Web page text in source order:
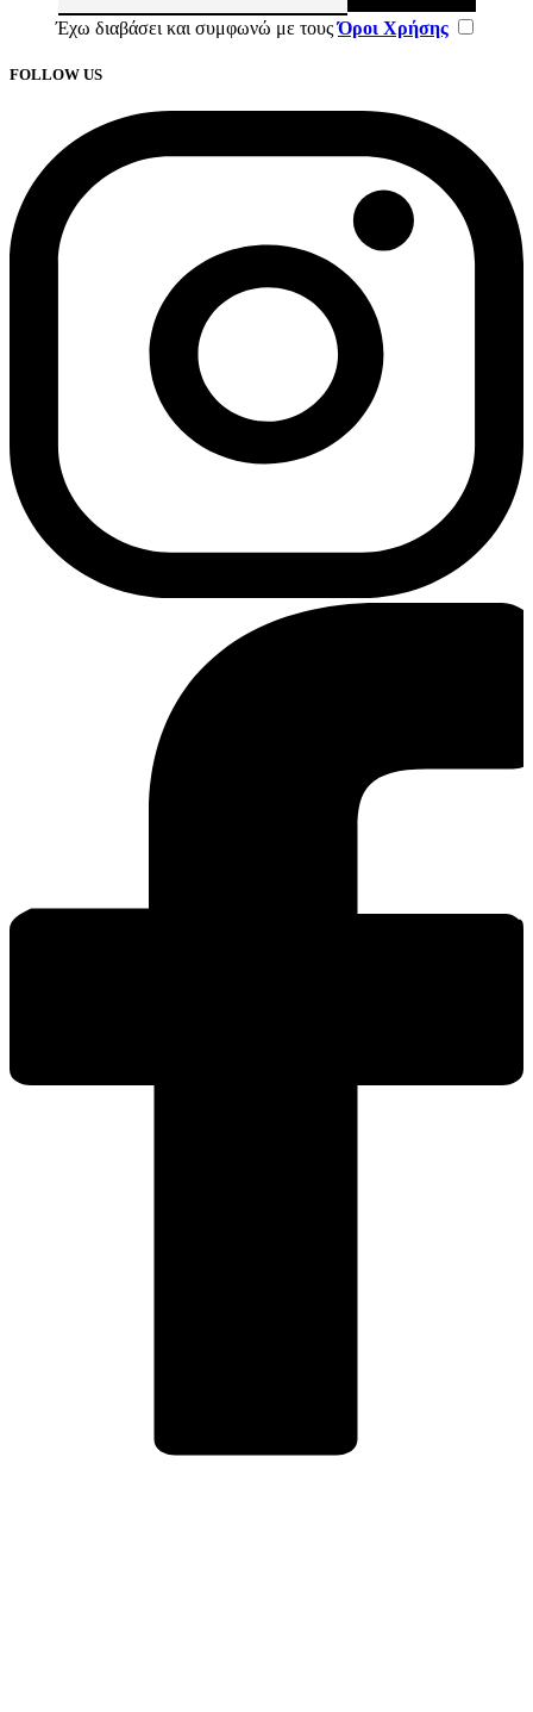
Έχω διαβάσει και συμφωνώ με τουςΌροι Χρήσης
FOLLOW US